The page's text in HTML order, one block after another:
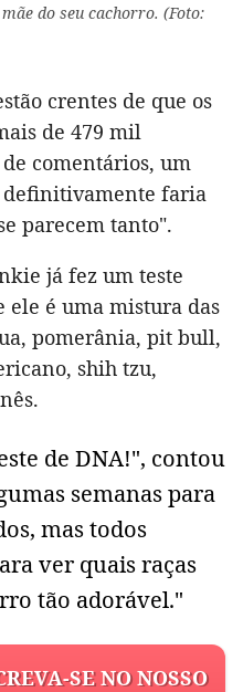
do seu cachorro. (Foto:
crentes de que os
de 479 mil
comentários, um
faria
parecem tanto".
já fez um teste
ele é uma mistura das
pomerânia, pit bull,
shih tzu,
de DNA!", contou
semanas para
mas todos
ver quais raças
tão adorável."
SE NO NOSSO